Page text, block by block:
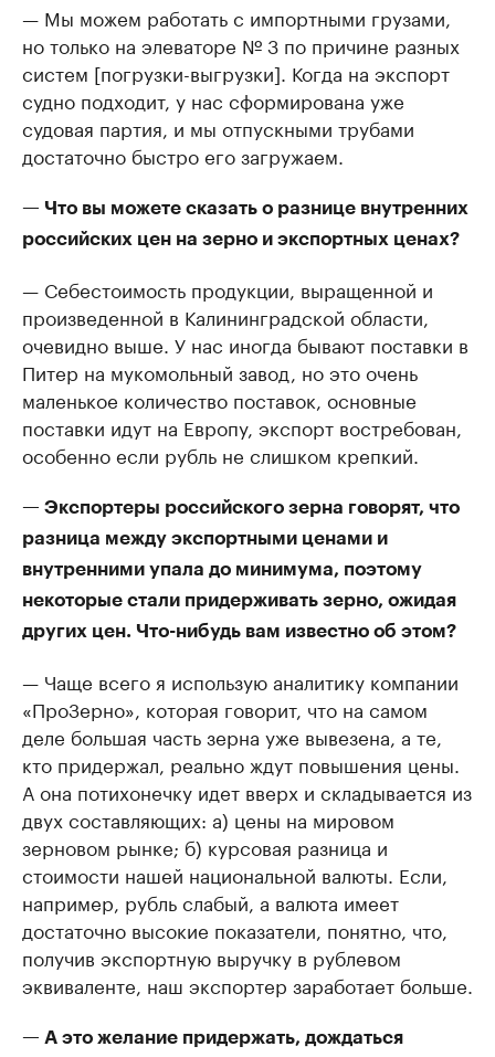
— Мы можем работать с импортными грузами,
но только на элеваторе № 3 по причине разных
систем [погрузки-выгрузки]. Когда на экспорт
судно подходит, у нас сформирована уже
судовая партия, и мы отпускными трубами
достаточно быстро его загружаем.
— Что вы можете сказать о разнице внутренних
российских цен на зерно и экспортных ценах?
— Себестоимость продукции, выращенной и
произведенной в Калининградской области,
очевидно выше. У нас иногда бывают поставки в
Питер на мукомольный завод, но это очень
маленькое количество поставок, основные
поставки идут на Европу, экспорт востребован,
особенно если рубль не слишком крепкий.
— Экспортеры российского зерна говорят, что
разница между экспортными ценами и
внутренними упала до минимума, поэтому
некоторые стали придерживать зерно, ожидая
других цен. Что-нибудь вам известно об этом?
— Чаще всего я использую аналитику компании
«ПроЗерно», которая говорит, что на самом
деле большая часть зерна уже вывезена, а те,
кто придержал, реально ждут повышения цены.
А она потихонечку идет вверх и складывается из
двух составляющих: а) цены на мировом
зерновом рынке; б) курсовая разница и
стоимости нашей национальной валюты. Если,
например, рубль слабый, а валюта имеет
достаточно высокие показатели, понятно, что,
получив экспортную выручку в рублевом
эквиваленте, наш экспортер заработает больше.
— А это желание придержать, дождаться